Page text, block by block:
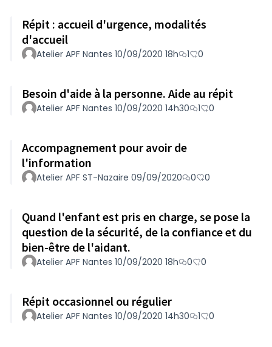
Répit : accueil d'urgence, modalités
d'accueil
Atelier APF Nantes 10/09/2020 18h 1 0
Besoin d'aide à la personne. Aide au répit
Atelier APF Nantes 10/09/2020 14h30 1 0
Accompagnement pour avoir de
l'information
Atelier APF ST-Nazaire 09/09/2020 0 0
Quand l'enfant est pris en charge, se pose la
question de la sécurité, de la confiance et du
bien-être de l'aidant.
Atelier APF Nantes 10/09/2020 18h 0 0
Répit occasionnel ou régulier
Atelier APF Nantes 10/09/2020 14h30 1 0